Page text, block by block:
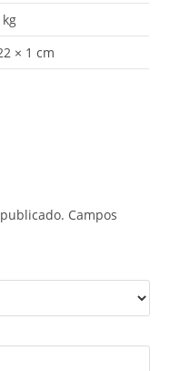
kg
× 1 cm
Campos